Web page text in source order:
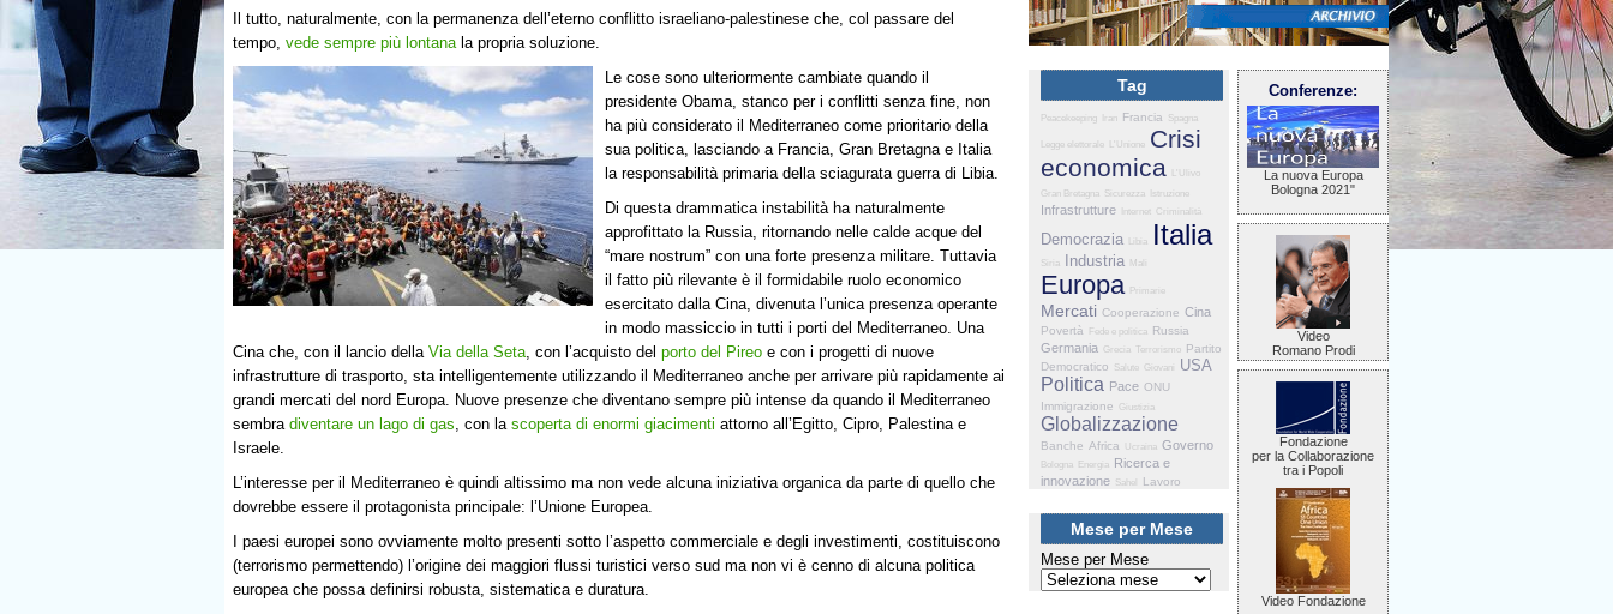
Il tutto, naturalmente, con la permanenza dell’eterno conflitto israeliano-palestinese che, col passare del
tempo, vede sempre più lontana la propria soluzione.
Le cose sono ulteriormente cambiate quando il
presidente Obama, stanco per i conflitti senza fine, non
ha più considerato il Mediterraneo come prioritario della
sua politica, lasciando a Francia, Gran Bretagna e Italia
la responsabilità primaria della sciagurata guerra di Libia.
Di questa drammatica instabilità ha naturalmente
approfittato la Russia, ritornando nelle calde acque del
“mare nostrum” con una forte presenza militare. Tuttavia
il fatto più rilevante è il formidabile ruolo economico
esercitato dalla Cina, divenuta l’unica presenza operante
in modo massiccio in tutti i porti del Mediterraneo. Una
Cina che, con il lancio della Via della Seta , con l’acquisto del porto del Pireo e con i progetti di nuove
infrastrutture di trasporto, sta intelligentemente utilizzando il Mediterraneo anche per arrivare più rapidamente ai
grandi mercati del nord Europa. Nuove presenze che diventano sempre più intense da quando il Mediterraneo
sembra diventare un lago di gas , con la scoperta di enormi giacimenti attorno all’Egitto, Cipro, Palestina e
Israele.
L’interesse per il Mediterraneo è quindi altissimo ma non vede alcuna iniziativa organica da parte di quello che
dovrebbe essere il protagonista principale: l’Unione Europea.
I paesi europei sono ovviamente molto presenti sotto l’aspetto commerciale e degli investimenti, costituiscono
(terrorismo permettendo) l’origine dei maggiori flussi turistici verso sud ma non vi è cenno di alcuna politica
europea che possa definirsi robusta, sistematica e duratura.
Tag
Peacekeeping Iran Francia Spagna
Legge elettorale L'Unione Crisi
economica
L'Ulivo
Gran Bretagna Sicurezza Istruzione
Infrastrutture Internet Criminalità
Democrazia Libia Italia
Siria Industria Mali
Europa Primarie
Mercati Cooperazione Cina
Povertà Fede e politica Russia
Germania Grecia Terrorismo Partito
Democratico
Salute Giovani USA
Politica Pace ONU
Immigrazione
Giustizia
Globalizzazione
Banche Africa Ucraina Governo
Bologna Energia Ricerca e
innovazione Sahel Lavoro
Mese per Mese
Mese per Mese
Conferenze:
La nuova Europa
Bologna 2021"
Video
Romano Prodi
Fondazione
per la Collaborazione
tra i Popoli
Video Fondazione